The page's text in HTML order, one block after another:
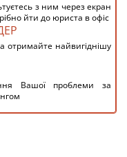
з ним через екран
йти до юриста в офіс
отримайте найвигіднішу
Вашої проблеми за